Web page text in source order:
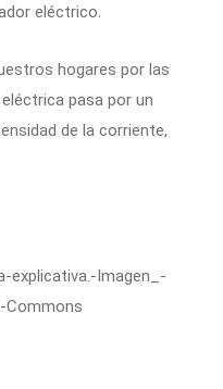
eléctrico.
hogares por las
pasa por un
de la corriente,